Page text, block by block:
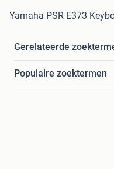
Yamaha PSR E373
Gerelateerde
Populaire zoektermen